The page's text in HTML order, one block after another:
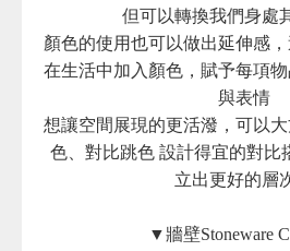
但可以轉換我們身處
顏色的使用也可以做出延伸感
在生活中加入顏色，賦予每項
與表情
想讓空間展現的更活潑，可以
色、對比跳色 設計得宜的對比
立出更好的層
▼牆壁Stoneware